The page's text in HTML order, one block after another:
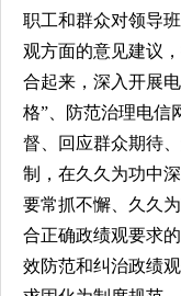
职工和群众对领导
观方面的意见建议
合起来，深入开展
格”、防范治理电信
督、回应群众期待
制，在久久为功中
要常抓不懈、久久
合正确政绩观要求
效防范和纠治政绩